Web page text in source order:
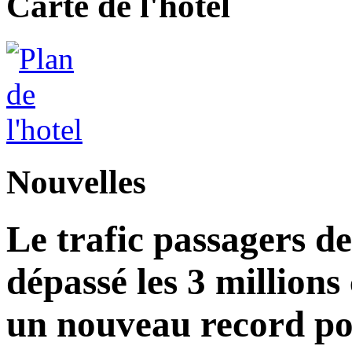
Nouvelles
Le trafic passagers
dépassé les 3
un nouveau record